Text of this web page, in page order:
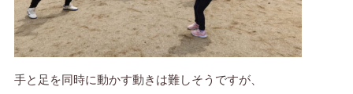
手と足を同時に動かす動きは難しそうですが、